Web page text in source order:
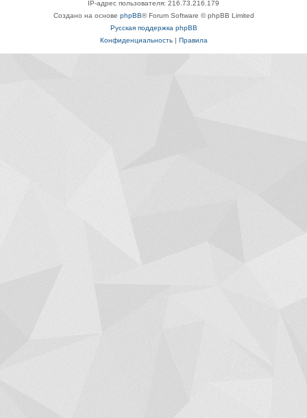
IP-адрес пользователя: 216.73.216.179
Создано на основе phpBB® Forum Software © phpBB Limited
Русская поддержка phpBB
Конфиденциальность| Правила